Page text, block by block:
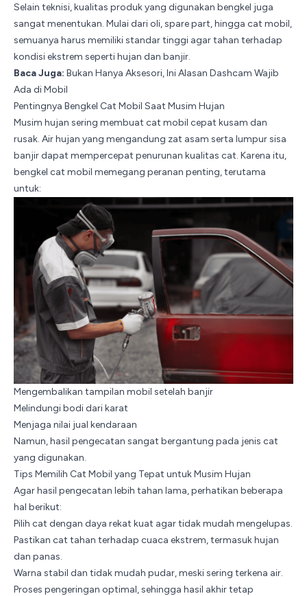
Selain teknisi, kualitas produk yang digunakan bengkel juga
sangat menentukan. Mulai dari oli, spare part, hingga cat mobil,
semuanya harus memiliki standar tinggi agar tahan terhadap
kondisi ekstrem seperti hujan dan banjir.
Baca Juga: Bukan Hanya Aksesori, Ini Alasan Dashcam Wajib
Ada di Mobil
Pentingnya Bengkel Cat Mobil Saat Musim Hujan
Musim hujan sering membuat cat mobil cepat kusam dan
rusak. Air hujan yang mengandung zat asam serta lumpur sisa
banjir dapat mempercepat penurunan kualitas cat. Karena itu,
bengkel cat mobil memegang peranan penting, terutama
untuk:
Mengembalikan tampilan mobil setelah banjir
Melindungi bodi dari karat
Menjaga nilai jual kendaraan
Namun, hasil pengecatan sangat bergantung pada jenis cat
yang digunakan.
Tips Memilih Cat Mobil yang Tepat untuk Musim Hujan
Agar hasil pengecatan lebih tahan lama, perhatikan beberapa
hal berikut:
Pilih cat dengan daya rekat kuat agar tidak mudah mengelupas.
Pastikan cat tahan terhadap cuaca ekstrem, termasuk hujan
dan panas.
Warna stabil dan tidak mudah pudar, meski sering terkena air.
Proses pengeringan optimal, sehingga hasil akhir tetap